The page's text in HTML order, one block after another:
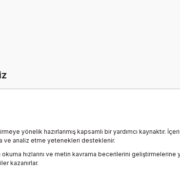
yönelik hazırlanmış kapsamlı bir yardımcı kaynaktır.
ve analiz etme yetenekleri desteklenir.
hızlarını ve metin kavrama becerilerini geliştirmelerine
kazanırlar.